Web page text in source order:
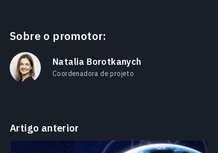
Sobre o promotor:
Natalia Borotkanych
Coordenadora de projeto
Artigo anterior